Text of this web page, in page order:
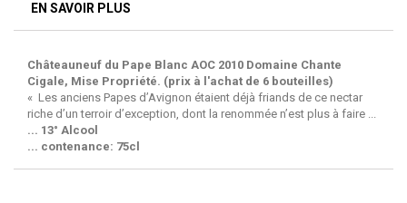
EN SAVOIR PLUS
Châteauneuf du Pape Blanc AOC 2010 Domaine Chante
Cigale, Mise Propriété. (prix à l'achat de 6 bouteilles)
« Les anciens Papes d’Avignon étaient déjà friands de ce nectar
riche d’un terroir d’exception, dont la renommée n’est plus à faire ...
... 13° Alcool
... contenance: 75cl